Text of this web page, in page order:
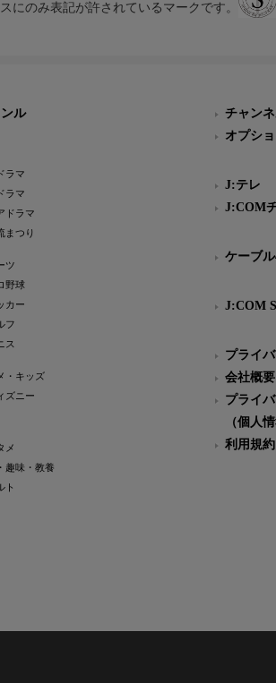
にのみ表記が許されているマークです。
ル
ラマ
ラマ
ドラマ
まつり
ツ
野球
カー
フ
ス
・キッズ
ズニー
メ
趣味・教養
ト
チャン
オプシ
J:テレ
J:COM
ケーブ
J:COM
プライ
会社概要
プライ
（個人
利用規約